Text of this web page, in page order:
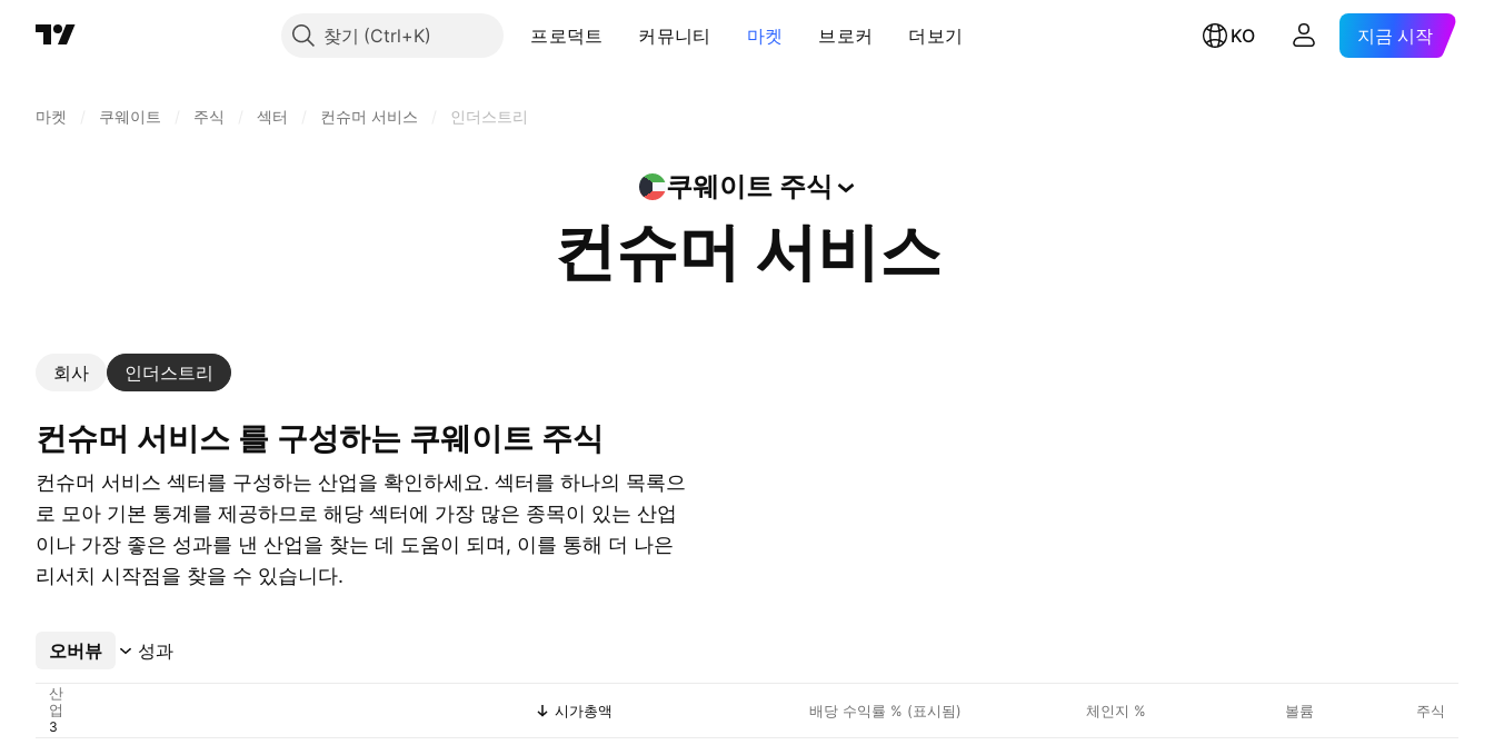
찾기 프로덕트 커뮤니티 마켓 브로커 더보기 KO 지금 시작
마켓 쿠웨이트 주식 섹터 컨슈머 서비스 인더스트리
쿠웨이트 주식
컨슈머 서비스
회사 인더스트리
컨슈머 서비스 를 구성하는 쿠웨이트 주식
컨슈머 서비스 섹터를 구성하는 산업을 확인하세요. 섹터를 하나의 목록으
로 모아 기본 통계를 제공하므로 해당 섹터에 가장 많은 종목이 있는 산업
이나 가장 좋은 성과를 낸 산업을 찾는 데 도움이 되며, 이를 통해 더 나은
리서치 시작점을 찾을 수 있습니다.
오버뷰 성과
더보기
산
업
시가총액 배당 수익률 % (표시됨) 체인지 % 볼륨 주식